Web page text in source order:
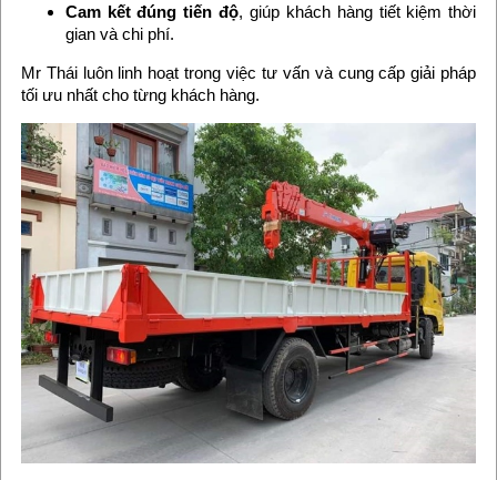
Cam kết đúng tiến độ, giúp khách hàng tiết kiệm thời
gian và chi phí.
Mr Thái luôn linh hoạt trong việc tư vấn và cung cấp giải pháp
tối ưu nhất cho từng khách hàng.